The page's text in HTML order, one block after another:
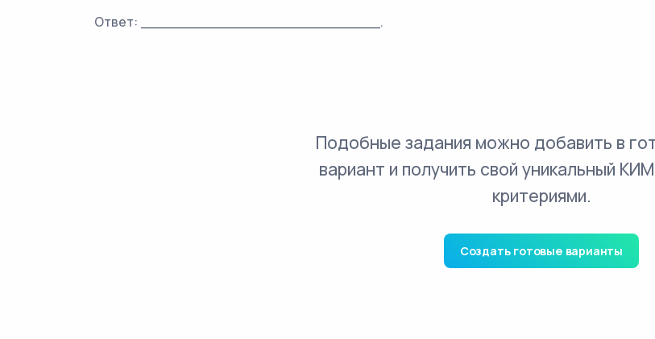
Ответ: ___________________________.
Подобные задания можно добавить в
вариант и получить свой уникальный
критериями.
Создать готовые варианты